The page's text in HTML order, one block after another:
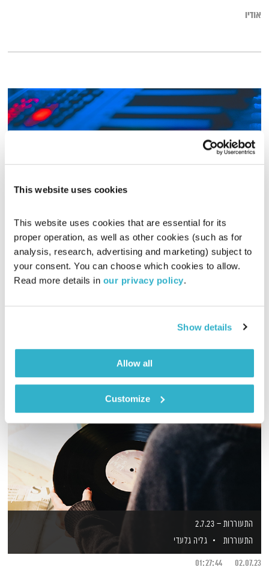
This website uses cookies
This website uses cookies that are essential for its
proper operation, as well as other cookies (such as for
analysis, research, advertising and marketing) subject to
your consent. You can choose which cookies to allow.
Read more details in our privacy policy.
Show details
Allow all
Customize
אודיו
כל יום מחדש – 13.6.21
כל יום מחדש
אמיר פרי
13.06.21
00:58:37
התעוררות – 2.7.23
התעוררות
גליה גלעדי
02.07.23
01:27:44